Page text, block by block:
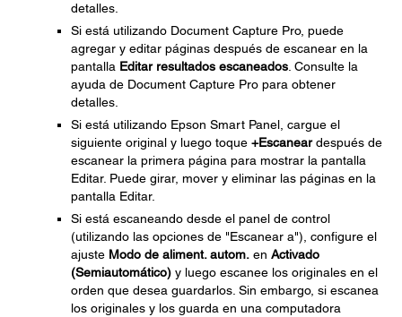
detalles.
Si está utilizando Document Capture Pro, puede
agregar y editar páginas después de escanear en la
pantalla Editar resultados escaneados . Consulte la
ayuda de Document Capture Pro para obtener
detalles.
Si está utilizando Epson Smart Panel, cargue el
siguiente original y luego toque +Escaneardespués de
escanear la primera página para mostrar la pantalla
Editar. Puede girar, mover y eliminar las páginas en la
pantalla Editar.
Si está escaneando desde el panel de control
(utilizando las opciones de "Escanear a"), configure el
ajuste Modo de aliment. autom. en Activado
(Semiautomático) y luego escanee los originales en el
orden que desea guardarlos. Sin embargo, si escanea
los originales y los guarda en una computadora